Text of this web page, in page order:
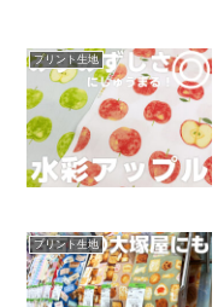
プリント生地
プリント生地